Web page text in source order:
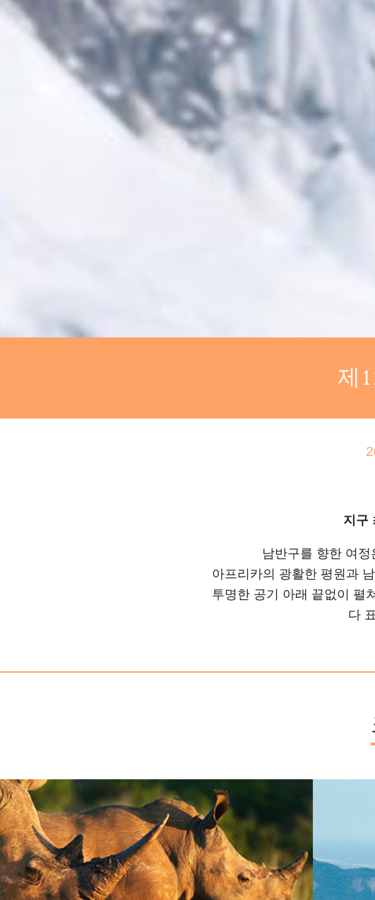
제
지구
남반구를 향한 여
아프리카의 광활한 평원과
투명한 공기 아래 끝없이 펼
다